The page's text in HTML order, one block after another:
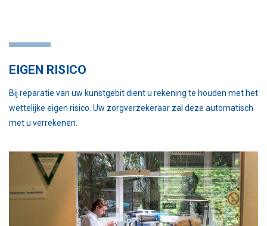
EIGEN RISICO
Bij reparatie van uw kunstgebit dient u rekening te houden met het
wettelijke eigen risico. Uw zorgverzekeraar zal deze automatisch
met u verrekenen.